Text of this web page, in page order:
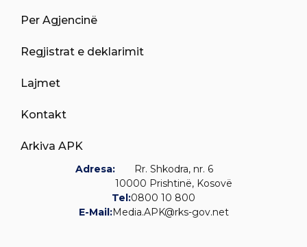
Per Agjencinë
Regjistrat e deklarimit
Lajmet
Kontakt
Arkiva APK
Adresa:
Rr. Shkodra, nr. 6
10000 Prishtinë, Kosovë
Tel:0800 10 800
E-Mail:Media.APK@rks-gov.net